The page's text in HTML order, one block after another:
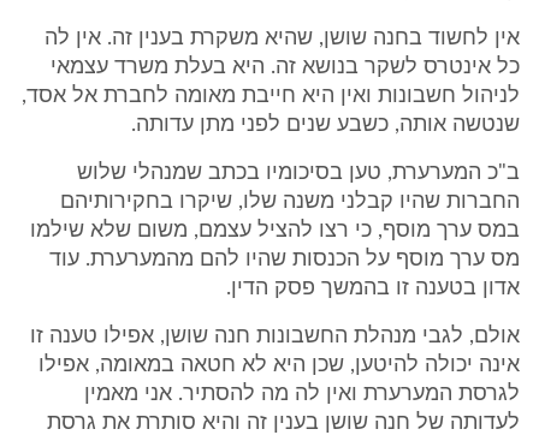
אין לחשוד בחנה שושן, שהיא משקרת בענין זה. אין לה
כל אינטרס לשקר בנושא זה. היא בעלת משרד עצמאי
לניהול חשבונות ואין היא חייבת מאומה לחברת אל אסד,
שנטשה אותה, כשבע שנים לפני מתן עדותה.
ב"כ המערערת, טען בסיכומיו בכתב שמנהלי שלוש
החברות שהיו קבלני משנה שלו, שיקרו בחקירותיהם
במס ערך מוסף, כי רצו להציל עצמם, משום שלא שילמו
מס ערך מוסף על הכנסות שהיו להם מהמערערת. עוד
אדון בטענה זו בהמשך פסק הדין.
אולם, לגבי מנהלת החשבונות חנה שושן, אפילו טענה זו
אינה יכולה להיטען, שכן היא לא חטאה במאומה, אפילו
לגרסת המערערת ואין לה מה להסתיר. אני מאמין
לעדותה של חנה שושן בענין זה והיא סותרת את גרסת